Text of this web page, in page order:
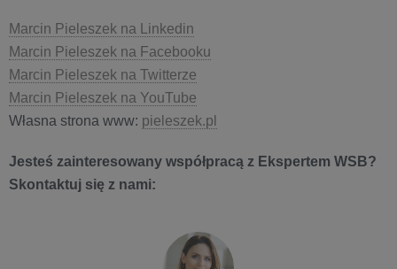
Marcin Pieleszek na Linkedin
Marcin Pieleszek na Facebooku
Marcin Pieleszek na Twitterze
Marcin Pieleszek na YouTube
Własna strona www: pieleszek.pl
Jesteś zainteresowany współpracą z Ekspertem WSB?
Skontaktuj się z nami: